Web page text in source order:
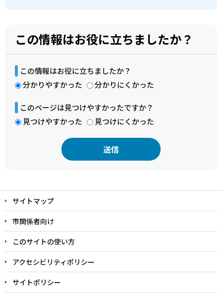
この情報はお役に立ちましたか？
この情報はお役に立ちましたか？
分かりやすかった
分かりにくかった
このページは見つけやすかったですか？
見つけやすかった
見つけにくかった
文
こ
こ
ま
で
サイトマップ
市関係者向け
このサイトの使い方
アクセシビリティポリシー
サイトポリシー